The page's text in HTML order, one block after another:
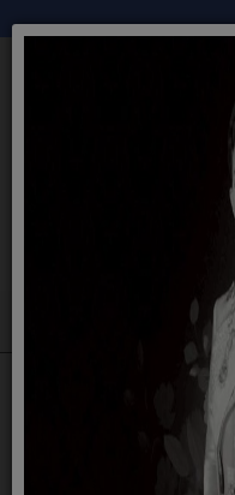
ประกาศผู้ชนะที่ได้รั
ไตรมาสที่3 เมษาย